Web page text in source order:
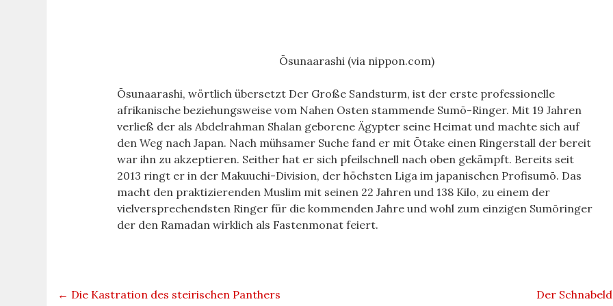
Ōsunaarashi (via nippon.com)
Ōsunaarashi, wörtlich übersetzt Der Große Sandsturm, ist der erste professionelle
afrikanische beziehungsweise vom Nahen Osten stammende Sumō-Ringer. Mit 19 Jahren
verließ der als Abdelrahman Shalan geborene Ägypter seine Heimat und machte sich auf
den Weg nach Japan. Nach mühsamer Suche fand er mit Ōtake einen Ringerstall der bereit
war ihn zu akzeptieren. Seither hat er sich pfeilschnell nach oben gekämpft. Bereits seit
2013 ringt er in der Makuuchi-Division, der höchsten Liga im japanischen Profisumō. Das
macht den praktizierenden Muslim mit seinen 22 Jahren und 138 Kilo, zu einem der
vielversprechendsten Ringer für die kommenden Jahre und wohl zum einzigen Sumōringer
der den Ramadan wirklich als Fastenmonat feiert.
← Die Kastration des steirischen Panthers Der